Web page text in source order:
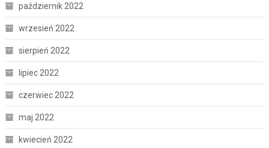
październik 2022
wrzesień 2022
sierpień 2022
lipiec 2022
czerwiec 2022
maj 2022
kwiecień 2022